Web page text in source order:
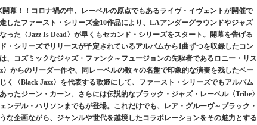
開幕！！コロナ禍の中、レーベルの原点でもあるライヴ・イヴェントが開催で
したファースト・シリーズ全10作品により、LAアンダーグラウンドやジャズ
った〈Jazz Is Dead〉が早くもセカンド・シリーズをスタート。開幕を告げる
・シリーズでリリースが予定されているアルバムから1曲ずつを収録したコン
、コズミックなジャズ・ファンク～フュージョンの先駆者であるロニー・リス
〉からのリーダー作や、同レーベルの数々の名盤で印象的な演奏を残したベー
く〈Black Jazz〉を代表する歌姫にして、ファースト・シリーズでもアルバム
ったジーン・カーン、さらには伝説的なブラック・ジャズ・レーベル〈Tribe〉
ンデル・ハリソンまでもが登場。これだけでも、レア・グルーヴ～ブラック・
な企画ながら、ジャンルや世代を越境したコラボレーションをその魅力とする